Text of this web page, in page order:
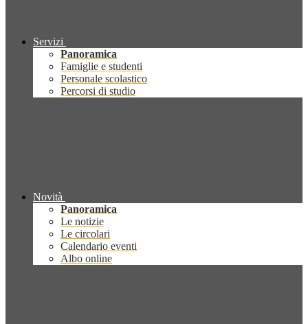
Servizi
Panoramica
Famiglie e studenti
Personale scolastico
Percorsi di studio
Novità
Panoramica
Le notizie
Le circolari
Calendario eventi
Albo online